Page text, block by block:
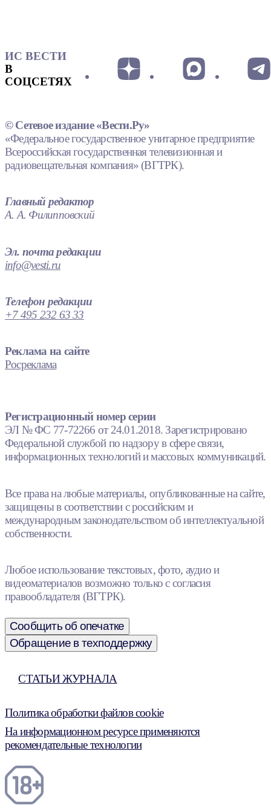
ИС ВЕСТИ
В
СОЦСЕТЯХ
© Сетевое издание «Вести.Ру»
«Федеральное государственное унитарное предприятие
Всероссийская государственная телевизионная и
радиовещательная компания» (ВГТРК).
Главный редактор
А. А. Филипповский
Эл. почта редакции
info@vesti.ru
Телефон редакции
+7 495 232 63 33
Реклама на сайте
Росреклама
Регистрационный номер серии
ЭЛ № ФС 77-72266 от 24.01.2018. Зарегистрировано
Федеральной службой по надзору в сфере связи,
информационных технологий и массовых коммуникаций.
Все права на любые материалы, опубликованные на сайте,
защищены в соответствии с российским и
международным законодательством об интеллектуальной
собственности.
Любое использование текстовых, фото, аудио и
видеоматериалов возможно только с согласия
правообладателя (ВГТРК).
Сообщить об опечатке
Обращение в техподдержку
СТАТЬИ ЖУРНАЛА
Политика обработки файлов cookie
На информационном ресурсе применяются
рекомендательные технологии